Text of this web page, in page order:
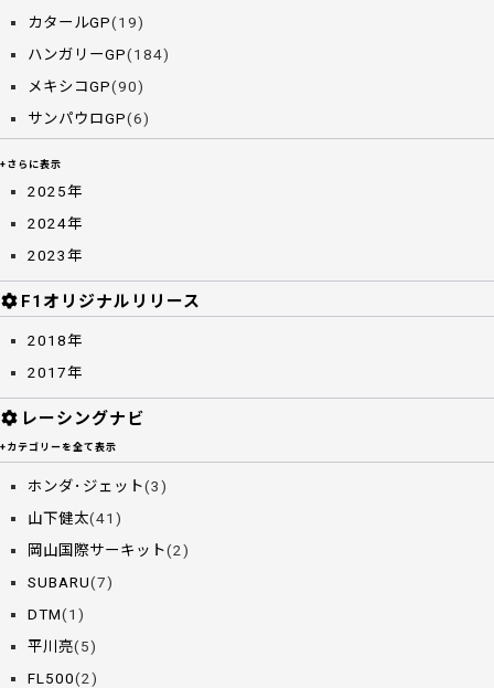
カタールGP(19)
ハンガリーGP(184)
メキシコGP(90)
サンパウロGP(6)
+さらに表示
2025年
2024年
2023年
F1オリジナルリリース
2018年
2017年
レーシングナビ
+カテゴリーを全て表示
ホンダ･ジェット(3)
山下健太(41)
岡山国際サーキット(2)
SUBARU(7)
DTM(1)
平川亮(5)
FL500(2)